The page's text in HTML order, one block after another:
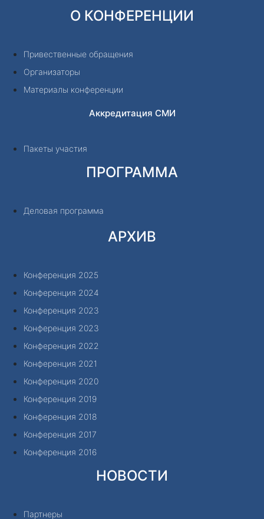
О КОНФЕРЕНЦИИ
Привественные обращения
Организаторы
Материалы конференции
Аккредитация СМИ
Пакеты участия
ПРОГРАММА
Деловая программа
АРХИВ
Конференция 2025
Конференция 2024
Конференция 2023
Конференция 2023
Конференция 2022
Конференция 2021
Конференция 2020
Конференция 2019
Конференция 2018
Конференция 2017
Конференция 2016
НОВОСТИ
Партнеры